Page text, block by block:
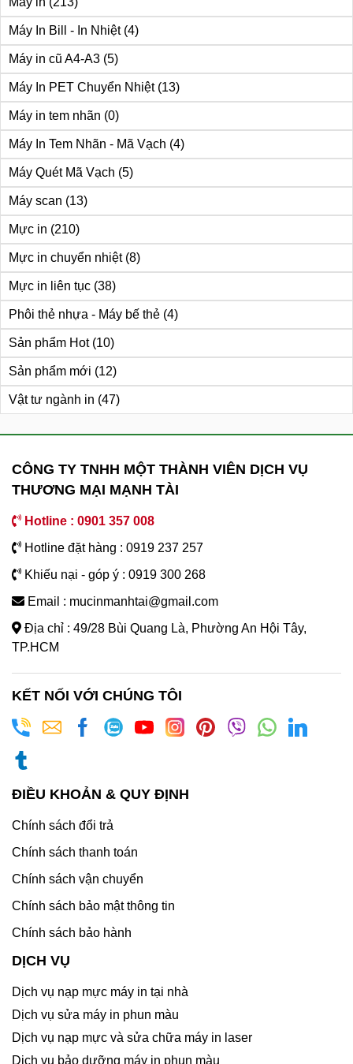
Máy In Bill - In Nhiệt (4)
Máy in cũ A4-A3 (5)
Máy In PET Chuyển Nhiệt (13)
Máy in tem nhãn (0)
Máy In Tem Nhãn - Mã Vạch (4)
Máy Quét Mã Vạch (5)
Máy scan (13)
Mực in (210)
Mực in chuyển nhiệt (8)
Mực in liên tục (38)
Phôi thẻ nhựa - Máy bế thẻ (4)
Sản phẩm Hot (10)
Sản phẩm mới (12)
Vật tư ngành in (47)
CÔNG TY TNHH MỘT THÀNH VIÊN DỊCH VỤ
THƯƠNG MẠI MẠNH TÀI
Hotline : 0901 357 008
Hotline đặt hàng : 0919 237 257
Khiếu nại - góp ý : 0919 300 268
Email : mucinmanhtai@gmail.com
Địa chỉ : 49/28 Bùi Quang Là, Phường An Hội Tây,
TP.HCM
KẾT NỐI VỚI CHÚNG TÔI
ĐIỀU KHOẢN & QUY ĐỊNH
Chính sách đổi trả
Chính sách thanh toán
Chính sách vận chuyển
Chính sách bảo mật thông tin
Chính sách bảo hành
DỊCH VỤ
Dịch vụ nạp mực máy in tại nhà
Dịch vụ sửa máy in phun màu
Dịch vụ nạp mực và sửa chữa máy in laser
Dịch vụ bảo dưỡng máy in phun màu